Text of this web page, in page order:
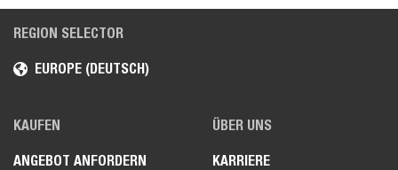
REGION SELECTOR
EUROPE (DEUTSCH)
KAUFEN
ANGEBOT ANFORDERN
ÜBER UNS
KARRIERE